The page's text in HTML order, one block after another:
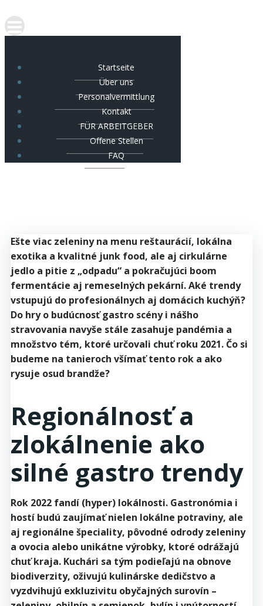
Startseite
Über uns
Personalvermittlung
Kontakt
FÜR ARBEITGEBER
Offene Stellen
FAQ
Ešte viac zeleniny na menu reštaurácií, lokálna
exotika a kvalitné junk food, ale aj cirkulárne
jedlo a pitie z „odpadu“ a pokračujúci boom
fermentácie aj remeselných pekární. Aké trendy
vstupujú do profesionálnych aj domácich kuchýň?
Do hry o budúcnosť gastro scény i nášho
stravovania navyše stále zasahuje pandémia a
množstvo tém, ktoré určovali chuť roku 2021. Čo si
budeme na tanieroch všímať tento rok a ako
rysuje osud brandže?
Regionálnosť a
zlokálnenie ako
silné gastro trendy
Rok 2022 fandí (hyper) lokálnosti. Gastronómia i
hostí budú zaujímať nielen lokálne potraviny, ale
aj regionálne špeciality, pôvodné odrody zeleniny
a ovocia alebo unikátne výrobky, ktoré odrážajú
chuť kraja. Kuchári sa tým podieľajú na obnove
biodiverzity, oživujú kulinárske dedičstvo a
vyzdvihujú exkluzivitu obyčajných surovín –